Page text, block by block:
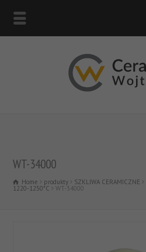
WT-34000
Home produkty SZKLIWA CERAMICZNE
1220-1250*C WT-34000